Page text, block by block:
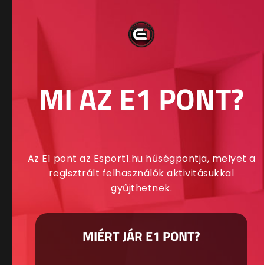
MI AZ E1 PONT?
Az E1 pont az Esport1.hu hűségpontja, melyet a
regisztrált felhasználók aktivitásukkal
gyűjthetnek.
MIÉRT JÁR E1 PONT?